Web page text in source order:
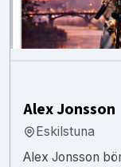
Alex Jonsson
Eskilstuna
Alex Jonsson